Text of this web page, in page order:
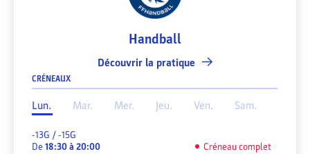
Handball
Découvrir la pratique
CRÉNEAUX
Lun. Mar. Mer. Jeu. Ven. Sam.
-13G / -15G
De 18:30à 20:00 Créneau complet